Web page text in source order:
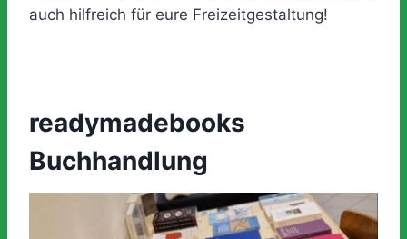
auch hilfreich für eure Freizeitgestaltung!
readymadebooks
Buchhandlung